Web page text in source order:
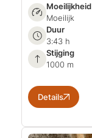
Moeilijkheid
Moeilijk
Duur
3:43 h
Stijging
1000 m
Details